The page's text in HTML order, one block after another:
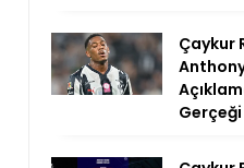
Çaykur
Gerçeği